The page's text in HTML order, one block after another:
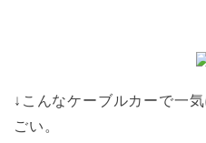
↓こんなケーブルカーで一
ごい。